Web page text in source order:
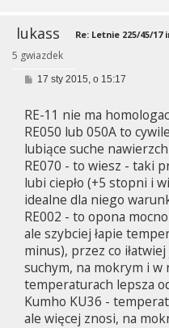
lukass
5 gwiazdek
Re: Letnie 225/45/17
P
t
17 sty 2015, o 15:17
RE-11 nie ma
RE050 lub 050A to
lubiące suche
RE070 - to wiesz - taki
lubi ciepło (+5 stopni i
idealne dla niego
RE002 - to opona
ale szybciej łapie
minus), przez co
suchym, na mokrym i w
temperaturach lepsza
Kumho KU36 -
ale więcej znosi, na